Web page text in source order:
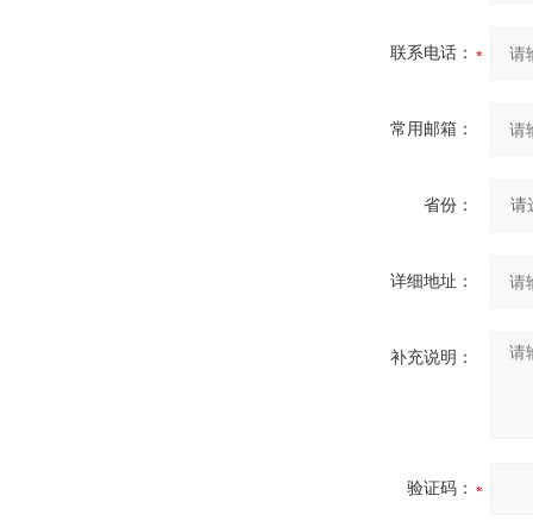
联系电话：
常用邮箱：
省份：
详细地址：
补充说明：
验证码：